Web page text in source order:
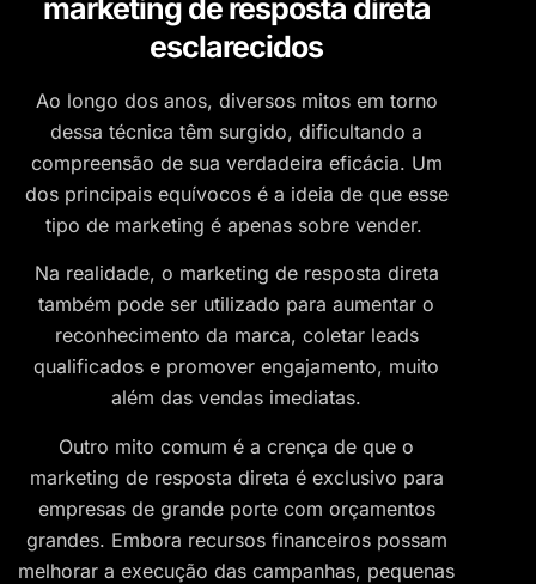
marketing de resposta direta
esclarecidos
Ao longo dos anos, diversos mitos em torno
dessa técnica têm surgido, dificultando a
compreensão de sua verdadeira eficácia. Um
dos principais equívocos é a ideia de que esse
tipo de marketing é apenas sobre vender.
Na realidade, o marketing de resposta direta
também pode ser utilizado para aumentar o
reconhecimento da marca, coletar leads
qualificados e promover engajamento, muito
além das vendas imediatas.
Outro mito comum é a crença de que o
marketing de resposta direta é exclusivo para
empresas de grande porte com orçamentos
grandes. Embora recursos financeiros possam
melhorar a execução das campanhas, pequenas